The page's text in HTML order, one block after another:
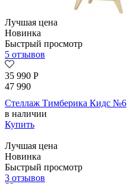
Лучшая цена
Новинка
Быстрый просмотр
5 отзывов
35 990 Р
47 990
Стеллаж Тимберика Кидс №6
в наличии
Купить
Лучшая цена
Новинка
Быстрый просмотр
3 отзывов